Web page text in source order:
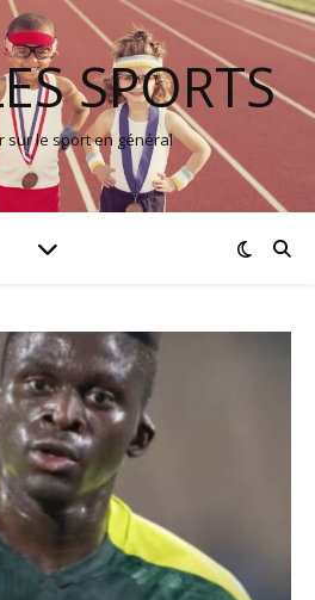
SPORTS
sur le sport en général